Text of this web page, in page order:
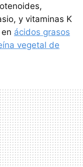
y vitaminas K
ácidos grasos
vegetal de